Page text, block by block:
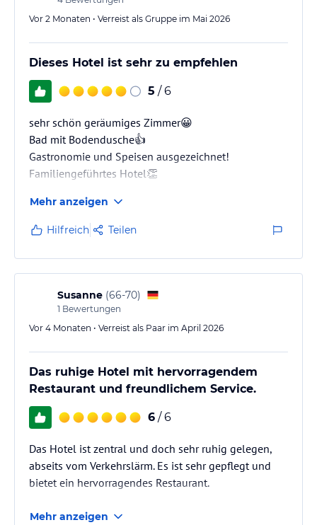
Vor 2 Monaten • Verreist als Gruppe im Mai 2026
Dieses Hotel ist sehr zu empfehlen
5 / 6
sehr schön geräumiges Zimmer😀
Bad mit Bodendusche👍
Gastronomie und Speisen ausgezeichnet!
Familiengeführtes Hotel👏
Mehr anzeigen
Hilfreich Teilen
Susanne (66-70)
1 Bewertungen
Vor 4 Monaten • Verreist als Paar im April 2026
Das ruhige Hotel mit hervorragendem
Restaurant und freundlichem Service.
6 / 6
Das Hotel ist zentral und doch sehr ruhig gelegen,
abseits vom Verkehrslärm. Es ist sehr gepflegt und
bietet ein hervorragendes Restaurant.
Mehr anzeigen